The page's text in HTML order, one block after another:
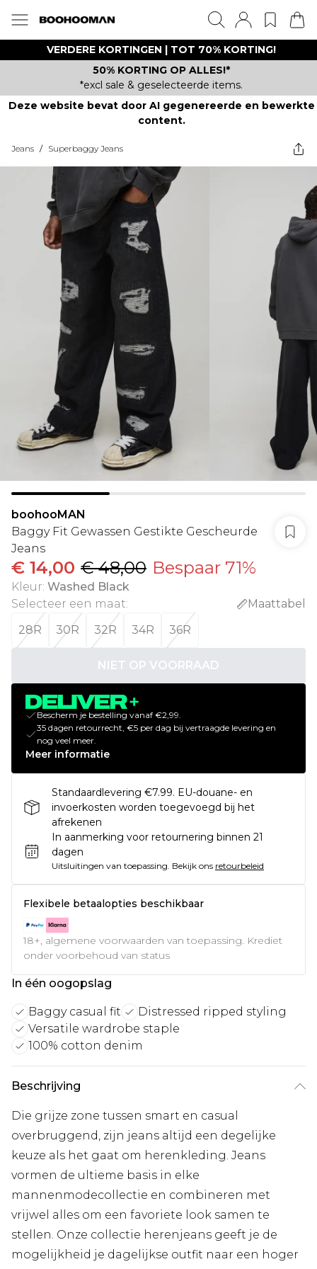
VERDERE KORTINGEN | TOT 70% KORTING!
50% KORTING OP ALLES!*
*excl sale & geselecteerde items.
Deze website bevat door AI gegenereerde en bewerkte
content.
Jeans / Superbaggy Jeans
boohooMAN
Baggy Fit Gewassen Gestikte Gescheurde
Jeans
€ 14,00 € 48,00 Bespaar 71%
Kleur: Washed Black
Selecteer een maat:
Maattabel
28R
30R 32R 34R 36R
NIET OP VOORRAAD
Bescherm je bestelling vanaf €2,99.
35 dagen retourrecht, €5 per dag bij vertraagde levering en
nog veel meer.
Meer informatie
Standaardlevering €7.99. EU-douane- en
invoerkosten worden toegevoegd bij het
afrekenen
In aanmerking voor retournering binnen 21
dagen
Uitsluitingen van toepassing. Bekijk ons retourbeleid
Flexibele betaalopties beschikbaar
18+, algemene voorwaarden van toepassing. Krediet
onder voorbehoud van status
In één oogopslag
Baggy casual fit
Distressed ripped styling
Versatile wardrobe staple
100% cotton denim
Beschrijving
Die grijze zone tussen smart en casual
overbruggend, zijn jeans altijd een degelijke
keuze als het gaat om herenkleding. Jeans
vormen de ultieme basis in elke
mannenmodecollectie en combineren met
vrijwel alles om een favoriete look samen te
stellen. Onze collectie herenjeans geeft je de
mogelijkheid je dagelijkse outfit naar een hoger